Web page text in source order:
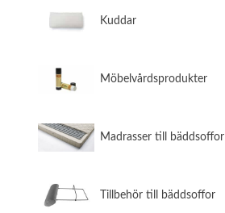
​Kuddar
​Möbelvårdsprodukter
​Madrasser till bäddsoffor
​Tillbehör till bäddsoffor